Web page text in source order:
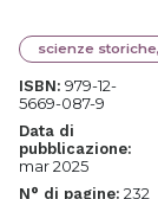
scienze
ISBN: 979-12-
5669-087-9
Data di
pubblicazione:
mar 2025
N° di pagine: 232